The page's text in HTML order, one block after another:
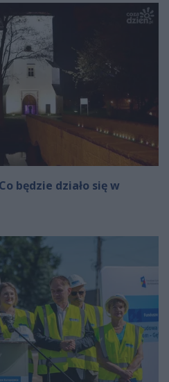
będzie działo się w